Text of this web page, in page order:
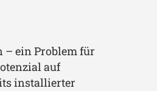
– ein Problem für
auf
installierter